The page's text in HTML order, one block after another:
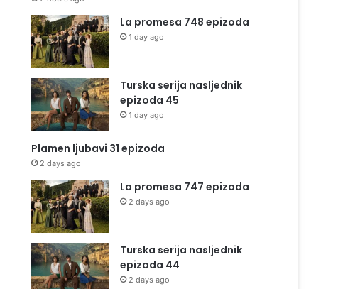
La promesa 748 epizoda
1 day ago
Turska serija nasljednik
epizoda 45
1 day ago
Plamen ljubavi 31 epizoda
2 days ago
La promesa 747 epizoda
2 days ago
Turska serija nasljednik
epizoda 44
2 days ago